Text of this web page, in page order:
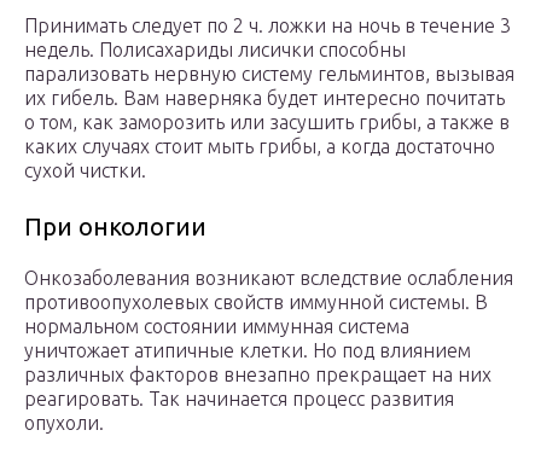
Принимать следует по 2 ч. ложки на ночь в течение 3
недель. Полисахариды лисички способны
парализовать нервную систему гельминтов, вызывая
их гибель. Вам наверняка будет интересно почитать
о том, как заморозить или засушить грибы, а также в
каких случаях стоит мыть грибы, а когда достаточно
сухой чистки.
При онкологии
Онкозаболевания возникают вследствие ослабления
противоопухолевых свойств иммунной системы. В
нормальном состоянии иммунная система
уничтожает атипичные клетки. Но под влиянием
различных факторов внезапно прекращает на них
реагировать. Так начинается процесс развития
опухоли.